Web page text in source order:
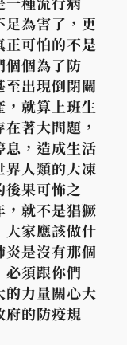
為害了，更
正可怕的不是
個個為了防
出現倒閉關
就算上班生
著大問題，
息，造成生活
界人類的大凍
後果可怖之
，就不是猖獗
大家應該做什
是沒有那個
必須跟你們
的力量關心大
的防疫規